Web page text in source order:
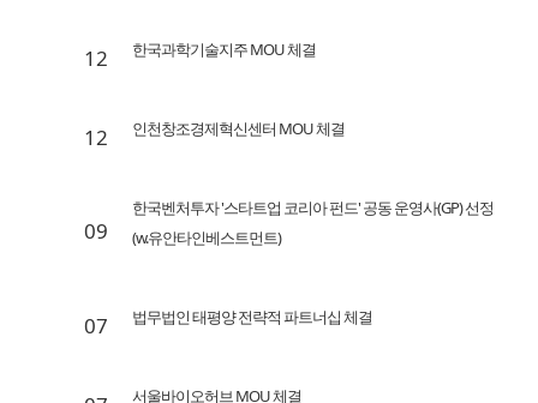
12 한국과학기술지주 MOU 체결
12 인천창조경제혁신센터 MOU 체결
09
한국벤처투자 '스타트업 코리아 펀드' 공동 운영사(GP) 선정
(w.유안타인베스트먼트)
07 법무법인 태평양 전략적 파트너십 체결
서울바이오허브 MOU 체결